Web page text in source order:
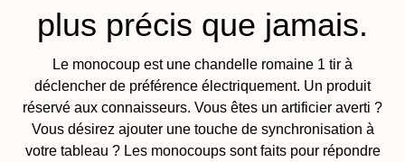
plus précis que jamais.
Le monocoup est une chandelle romaine 1 tir à
déclencher de préférence électriquement. Un produit
réservé aux connaisseurs. Vous êtes un artificier averti ?
Vous désirez ajouter une touche de synchronisation à
votre tableau ? Les monocoups sont faits pour répondre